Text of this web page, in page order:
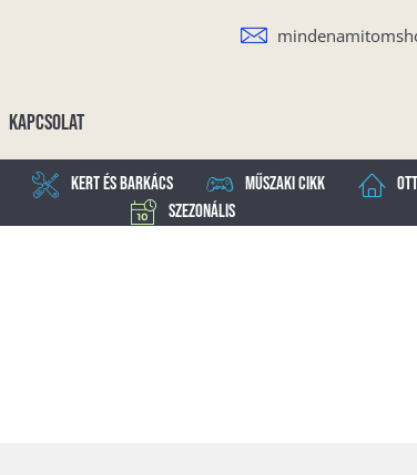
Kapcsolat
Kert és Barkács Műszaki cikk
Szezonális